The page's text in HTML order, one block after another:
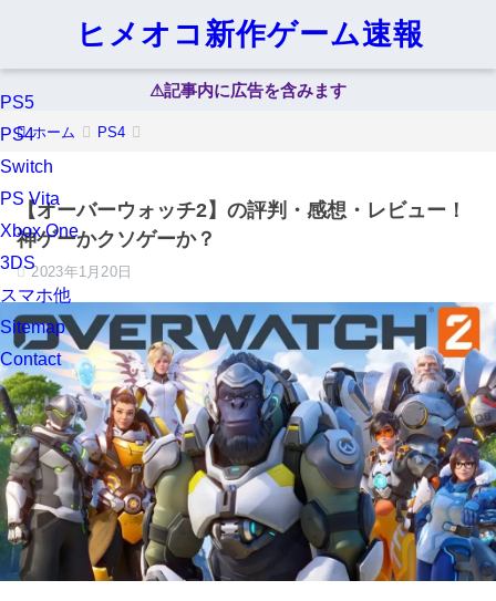
ヒメオコ新作ゲーム速報
PS5
PS4
Switch
PS Vita
Xbox One
3DS
スマホ他
Sitemap
Contact
⚠︎記事内に広告を含みます
ホーム PS4
【オーバーウォッチ2】の評判・感想・レビュー！
神ゲーかクソゲーか？
2023年1月20日